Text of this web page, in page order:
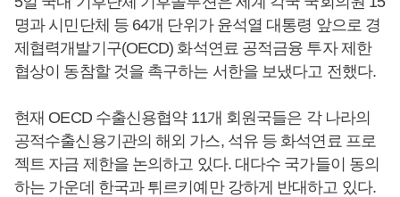
명과 시민단체 등 64개 단위가 윤석열 대통령 앞으로 경
제협력개발기구(OECD) 화석연료 공적금융 투자 제한
협상이 동참할 것을 촉구하는 서한을 보냈다고 전했다.
현재 OECD 수출신용협약 11개 회원국들은 각 나라의
공적수출신용기관의 해외 가스, 석유 등 화석연료 프로
젝트 자금 제한을 논의하고 있다. 대다수 국가들이 동의
하는 가운데 한국과 튀르키예만 강하게 반대하고 있다.